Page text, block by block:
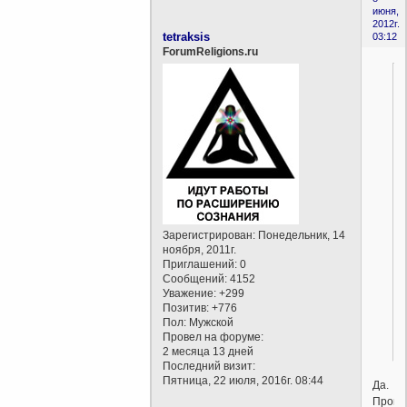
июня,
2012г.
03:12
tetraksis
ForumReligions.ru
Зарегистрирован: Понедельник, 14
ноября, 2011г.
Приглашений: 0
Сообщений: 4152
Уважение: +299
Позитив: +776
Пол: Мужской
Провел на форуме:
2 месяца 13 дней
Последний визит:
Пятница, 22 июля, 2016г. 08:44
Да.
Прошу